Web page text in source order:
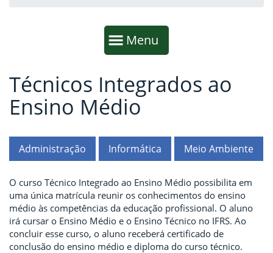
Mostrar
Menu
Fim da navegação
Início do conteúdo
Técnicos Integrados ao
Ensino Médio
Administração Informática Meio Ambiente
O curso Técnico Integrado ao Ensino Médio possibilita em
uma única matrícula reunir os conhecimentos do ensino
médio às competências da educação profissional. O aluno
irá cursar o Ensino Médio e o Ensino Técnico no IFRS. Ao
concluir esse curso, o aluno receberá certificado de
conclusão do ensino médio e diploma do curso técnico.